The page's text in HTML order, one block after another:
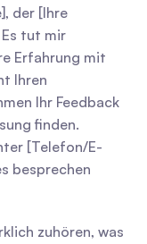
der [Ihre
tut mir
Erfahrung mit
Ihren
Ihr Feedback
finden.
[Telefon/E-
besprechen
zuhören, was